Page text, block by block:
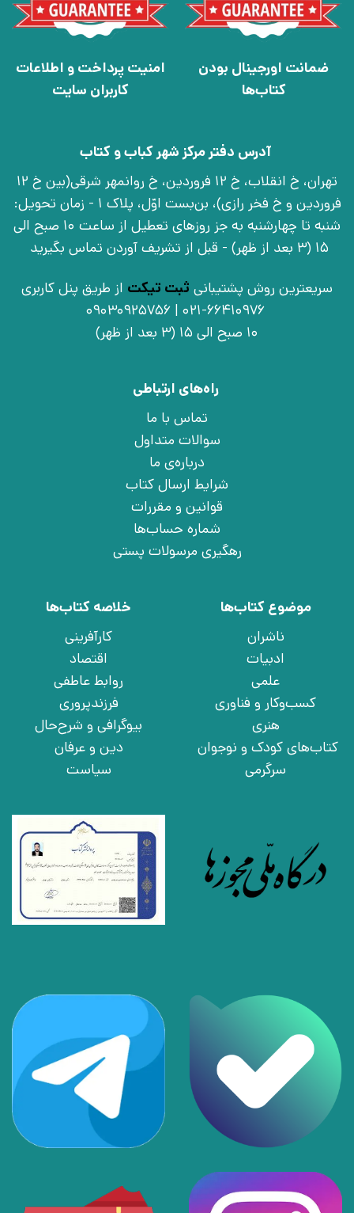
ضمانت اورجینال بودن
کتاب‌ها
امنیت پرداخت و اطلاعات
کاربران سایت
آدرس دفتر مرکز شهر کباب و کتاب
تهران، خ انقلاب، خ 12 فروردین، خ روانمهر شرقی(بین خ 12
فروردین و خ فخر رازی)، بن‌بست اوّل، پلاک 1 - زمان تحویل:
شنبه تا چهارشنبه به جز روزهای تعطیل از ساعت 10 صبح الی
15 (3 بعد از ظهر) - قبل از تشریف آوردن تماس بگیرید
سریعترین روش پشتیبانی ثبت تیکت از طریق پنل کاربری
021-66410976 | 09030925756
10 صبح الی 15 (3 بعد از ظهر)
راه‌های ارتباطی
تماس با ما
سوالات متداول
درباره‌ی ما
شرایط ارسال کتاب
قوانین و مقررات
شماره حساب‌ها
رهگیری مرسولات پستی
موضوع کتاب‌ها
ناشران
ادبیات
علمی
کسب‌وکار و فناوری
هنری
کتاب‌های کودک و نوجوان
سرگرمی
خلاصه کتاب‌ها
کارآفرینی
اقتصاد
روابط عاطفی
فرزندپروری
بیوگرافی و شرح‌حال
دین و عرفان
سیاست